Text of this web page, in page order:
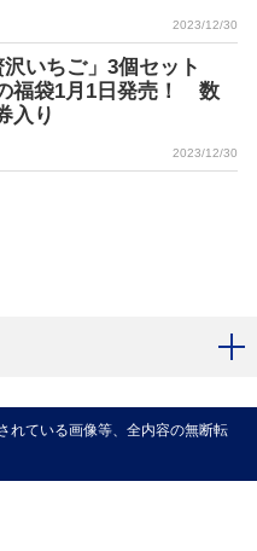
2023/12/30
沢いちご」3個セット
福袋1月1日発売！ 数
入り
2023/12/30
ている画像等、全内容の無断転